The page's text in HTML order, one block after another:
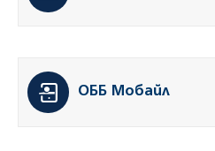
ОББ Мобайл